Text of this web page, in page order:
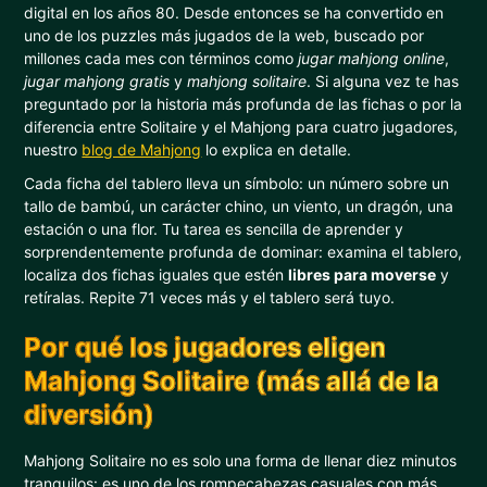
digital en los años 80. Desde entonces se ha convertido en
uno de los puzzles más jugados de la web, buscado por
millones cada mes con términos comojugar mahjong online,
jugar mahjong gratis ymahjong solitaire. Si alguna vez te has
preguntado por la historia más profunda de las fichas o por la
diferencia entre Solitaire y el Mahjong para cuatro jugadores,
nuestro blog de Mahjong lo explica en detalle.
Cada ficha del tablero lleva un símbolo: un número sobre un
tallo de bambú, un carácter chino, un viento, un dragón, una
estación o una flor. Tu tarea es sencilla de aprender y
sorprendentemente profunda de dominar: examina el tablero,
localiza dos fichas iguales que esténlibres para moverse y
retíralas. Repite 71 veces más y el tablero será tuyo.
Por qué los jugadores eligen
Mahjong Solitaire (más allá de la
diversión)
Mahjong Solitaire no es solo una forma de llenar diez minutos
tranquilos: es uno de los rompecabezas casuales con más